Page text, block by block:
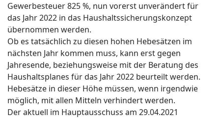
Gewerbesteuer 825 %, nun vorerst unverändert für
das Jahr 2022 in das Haushaltssicherungskonzept
übernommen werden.
Ob es tatsächlich zu diesen hohen Hebesätzen im
nächsten Jahr kommen muss, kann erst gegen
Jahresende, beziehungsweise mit der Beratung des
Haushaltsplanes für das Jahr 2022 beurteilt werden.
Hebesätze in dieser Höhe müssen, wenn irgendwie
möglich, mit allen Mitteln verhindert werden.
Der aktuell im Hauptausschuss am 29.04.2021